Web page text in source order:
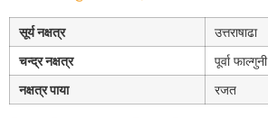
सूर्य नक्षत्र
उत्तराषाढा
चन्द्र नक्षत्र
पूर्वा फाल्गुनी
नक्षत्र पाया
रजत